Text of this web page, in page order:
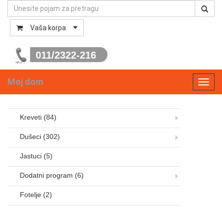
Vaša korpa
011/2322-216
Moj dom
Kreveti (84)
Dušeci (302)
Jastuci (5)
Dodatni program (6)
Fotelje (2)